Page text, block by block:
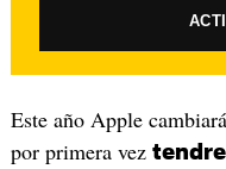
Este año Apple
por primera vez